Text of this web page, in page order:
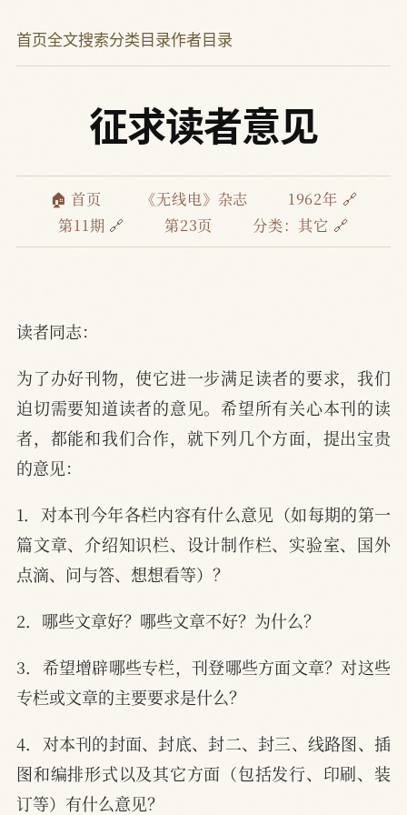
首页全文搜索分类目录作者目录
征求读者意见
🏠 首页 《无线电》杂志
1962年 🔗
第11期 🔗
第23页 分类： 其它 🔗
读者同志：
为了办好刊物，使它进一步满足读者的要求，我们
迫切需要知道读者的意见。希望所有关心本刊的读
者，都能和我们合作，就下列几个方面，提出宝贵
的意见：
1．对本刊今年各栏内容有什么意见（如每期的第一
篇文章、介绍知识栏、设计制作栏、实验室、国外
点滴、问与答、想想看等）？
2．哪些文章好？哪些文章不好？为什么？
3．希望增辟哪些专栏，刊登哪些方面文章？对这些
专栏或文章的主要要求是什么？
4．对本刊的封面、封底、封二、封三、线路图、插
图和编排形式以及其它方面（包括发行、印刷、装
订等）有什么意见？